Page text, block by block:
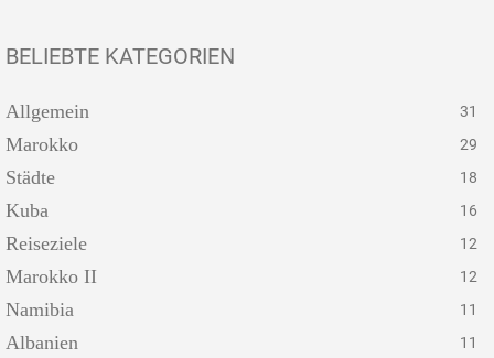
BELIEBTE KATEGORIEN
Allgemein 31
Marokko 29
Städte 18
Kuba 16
Reiseziele 12
Marokko II 12
Namibia 11
Albanien 11